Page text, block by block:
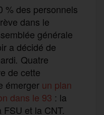
% des personnels
dans le
générale
a décidé de
. Quatre
de cette
émerger un plan
dans le 93 : la
FSU et la CNT.